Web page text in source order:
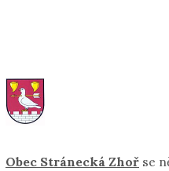
Obec Stránecká Zhoř se